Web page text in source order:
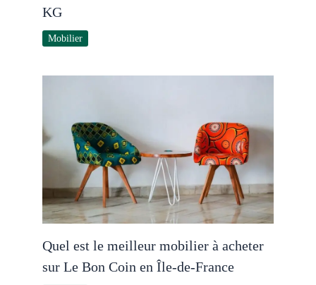
KG
Mobilier
Quel est le meilleur mobilier à acheter
sur Le Bon Coin en Île-de-France